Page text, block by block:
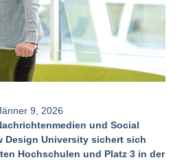
9, 2026
und Social
Design University sichert sich
Hochschulen und Platz 3 in der